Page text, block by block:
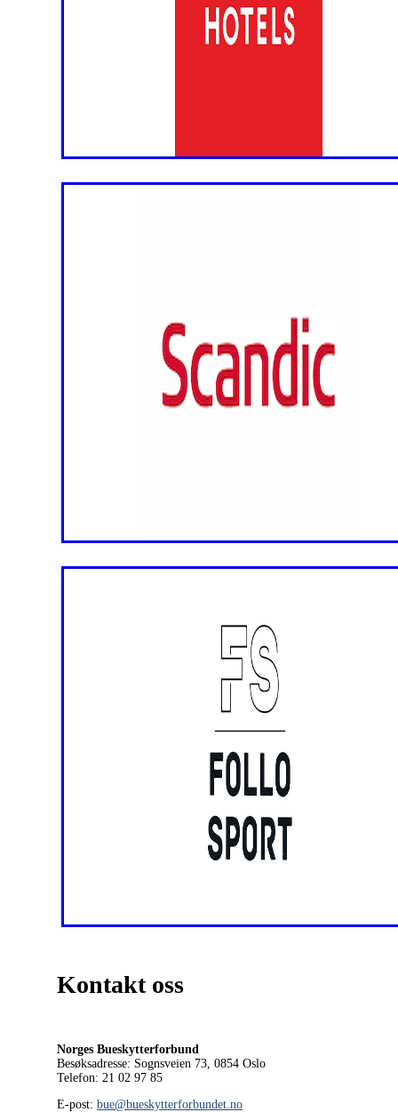
Kontakt oss
Norges Bueskytterforbund
Besøksadresse: Sognsveien 73, 0854 Oslo
Telefon: 21 02 97 85
E-post: bue@bueskytterforbundet.no